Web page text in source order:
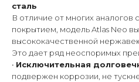
сталь
В отличие от многих аналогов
покрытием, модель Atlas Neo
высококачественной
Это дает ряд неоспоримых
• Исключительная
подвержен коррозии, не